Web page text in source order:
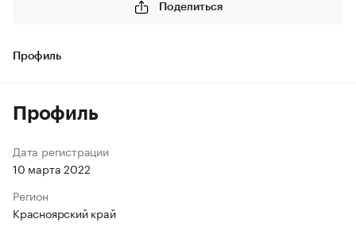
Поделиться
Профиль
Профиль
Дата регистрации
10 марта 2022
Регион
Красноярский край